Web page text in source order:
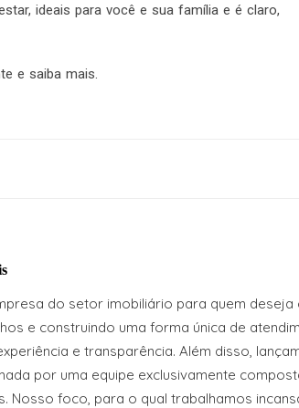
ideais para você e sua família e é claro,
e saiba mais.
do setor imobiliário para quem
e construindo uma forma única de
e transparência. Além disso,
por uma equipe exclusivamente
Nosso foco, para o qual trabalhamos